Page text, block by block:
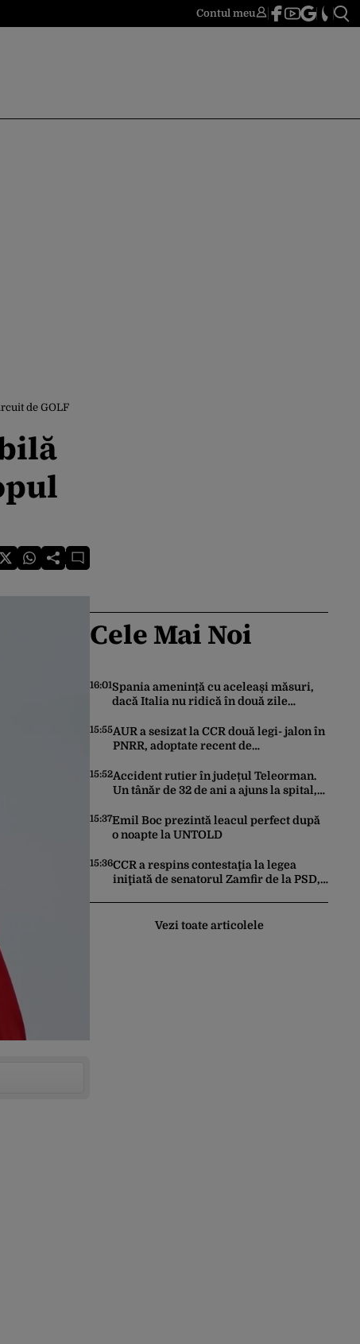
Contul meu
de GOLF
Cele Mai Noi
16:01Spania amenință cu aceleași măsuri,
dacă Italia nu ridică în două zile
din cauza crizei migrației
15:55AUR a sesizat la CCR două legi- jalon în
PNRR, adoptate recent de
Acordul de împrumut cu BIRD
15:52Accident rutier în județul Teleorman.
Un tânăr de 32 de ani a ajuns la spital,
15:37Emil Boc prezintă leacul perfect după
o noapte la UNTOLD
15:36CCR a respins contestaţia la legea
iniţiată de senatorul Zamfir de la PSD,
Vezi toate articolele